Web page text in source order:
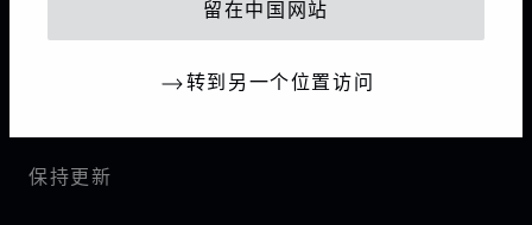
留在中国网站
转到另一个位置访问
保持更新